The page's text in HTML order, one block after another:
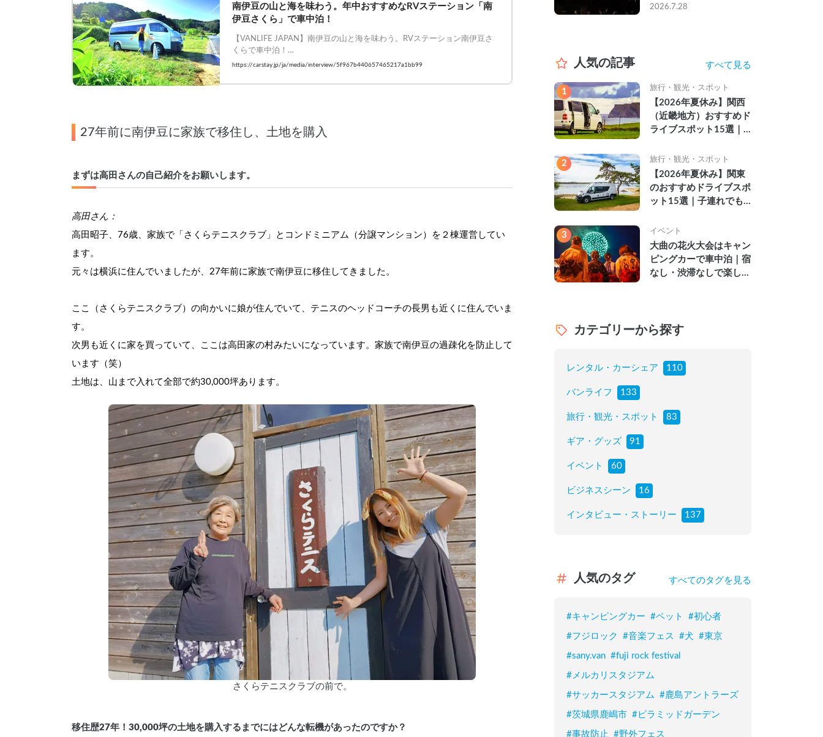
南伊豆の山と海を味わう。年中おすすめなRVステーション「南
伊豆さくら」で車中泊！
【VANLIFE JAPAN】南伊豆の山と海を味わう。RVステーション南伊豆さ
くらで車中泊！
#Carstay #VANLIFEJAPAN #車中泊 #バンライフ
https://carstay.jp/ja/media/interview/5f967b440657465217a1bb99
27年前に南伊豆に家族で移住し、土地を購入
まずは高田さんの自己紹介をお願いします。
高田さん：
高田昭子、76歳、家族で「さくらテニスクラブ」とコンドミニアム（分譲マンション）を２棟運営してい
ます。
元々は横浜に住んでいましたが、27年前に家族で南伊豆に移住してきました。
ここ（さくらテニスクラブ）の向かいに娘が住んでいて、テニスのヘッドコーチの長男も近くに住んでいま
す。
次男も近くに家を買っていて、ここは高田家の村みたいになっています。家族で南伊豆の過疎化を防止して
います（笑）
土地は、山まで入れて全部で約30,000坪あります。
さくらテニスクラブの前で。
移住歴27年！30,000坪の土地を購入するまでにはどんな転機があったのですか？
キャンピングカー3選｜
2026.7.28
人気の記事 すべて見る
1 旅行・観光・スポット
【2026年夏休み】関西
（近畿地方）おすすめド
ライブスポット15選｜
名所を紹介
2 旅行・観光・スポット
【2026年夏休み】関東
のおすすめドライブスポ
ット15選｜子連れでも
ルメ・温泉を徹底解説
3 イベント
大曲の花火大会はキャン
ピングカーで車中泊｜宿
なし・渋滞なしで楽しむ
カテゴリーから探す
レンタル・カーシェア 110
バンライフ 133
旅行・観光・スポット 83
ギア・グッズ 91
イベント 60
ビジネスシーン 16
インタビュー・ストーリー 137
人気のタグ すべてのタグを見る
#キャンピングカー #ペット #初心者
#フジロック #音楽フェス #犬 #東京
#sany.van #fuji rock festival
#メルカリスタジアム
#サッカースタジアム #鹿島アントラーズ
#茨城県鹿嶋市 #ピラミッドガーデン
#事故防止 #野外フェス